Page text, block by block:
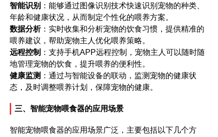
智能识别 ：能够通过图像识别技术快速识别宠物的种类、
年龄和健康状况，从而制定个性化的喂养方案。
数据分析：实时收集和分析宠物的饮食习惯，提供精准的
喂养建议，帮助宠物主人优化喂养策略。
远程控制 ：支持手机APP远程控制，宠物主人可以随时随
地管理宠物的饮食，提升喂养的便利性。
健康监测 ：通过与智能设备的联动，监测宠物的健康状
态，及时调整喂养计划，保障宠物的健康。
三、智能宠物喂食器的应用场景
智能宠物喂食器的应用场景广泛，主要包括以下几个方